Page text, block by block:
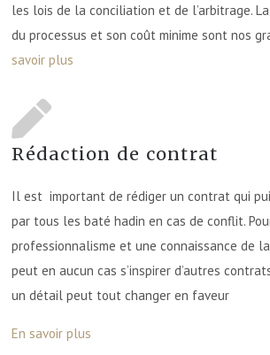
les lois de la conciliation et de l’arbitrage.
du processus et son coût minime sont nos
savoir plus
Rédaction de contrat
Il est important de rédiger un contrat qui
par tous les baté hadin en cas de conflit.
professionnalisme et une connaissance de
peut en aucun cas s’inspirer d’autres
un détail peut tout changer en faveur
En savoir plus